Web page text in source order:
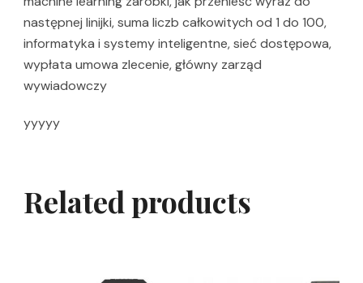
następnej linijki, suma liczb całkowitych od 1 do 100,
informatyka i systemy inteligentne, sieć dostępowa,
wypłata umowa zlecenie, główny zarząd
wywiadowczy
yyyyy
Related products